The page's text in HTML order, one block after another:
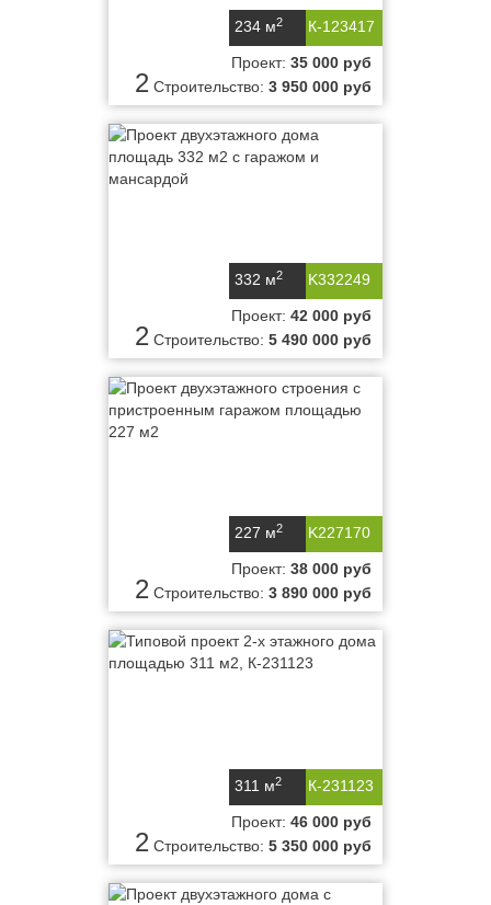
К-123417
234 м2
2
Проект: 35 000 руб
Строительство: 3 950 000 руб
K332249
332 м2
2
Проект: 42 000 руб
Строительство: 5 490 000 руб
K227170
227 м2
2
Проект: 38 000 руб
Строительство: 3 890 000 руб
К-231123
311 м2
2
Проект: 46 000 руб
Строительство: 5 350 000 руб